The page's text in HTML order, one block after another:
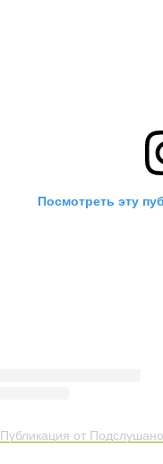
Посмотреть эту
Публикация от